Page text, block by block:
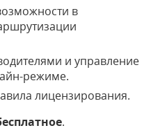
в
и управление
режиме.
лицензирования.
.